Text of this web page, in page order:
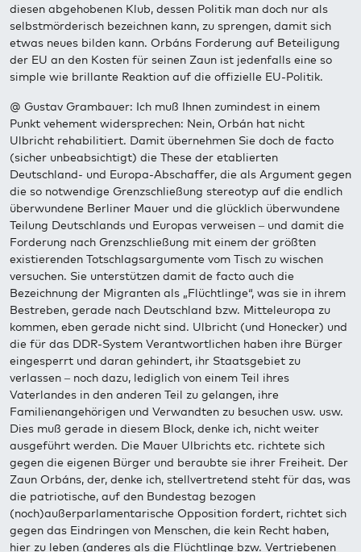
diesen abgehobenen Klub, dessen Politik man doch nur als
selbstmörderisch bezeichnen kann, zu sprengen, damit sich
etwas neues bilden kann. Orbáns Forderung auf Beteiligung
der EU an den Kosten für seinen Zaun ist jedenfalls eine so
simple wie brillante Reaktion auf die offizielle EU-Politik.
@ Gustav Grambauer: Ich muß Ihnen zumindest in einem
Punkt vehement widersprechen: Nein, Orbán hat nicht
Ulbricht rehabilitiert. Damit übernehmen Sie doch de facto
(sicher unbeabsichtigt) die These der etablierten
Deutschland- und Europa-Abschaffer, die als Argument gegen
die so notwendige Grenzschließung stereotyp auf die endlich
überwundene Berliner Mauer und die glücklich überwundene
Teilung Deutschlands und Europas verweisen – und damit die
Forderung nach Grenzschließung mit einem der größten
existierenden Totschlagsargumente vom Tisch zu wischen
versuchen. Sie unterstützen damit de facto auch die
Bezeichnung der Migranten als „Flüchtlinge“, was sie in ihrem
Bestreben, gerade nach Deutschland bzw. Mitteleuropa zu
kommen, eben gerade nicht sind. Ulbricht (und Honecker) und
die für das DDR-System Verantwortlichen haben ihre Bürger
eingesperrt und daran gehindert, ihr Staatsgebiet zu
verlassen – noch dazu, lediglich von einem Teil ihres
Vaterlandes in den anderen Teil zu gelangen, ihre
Familienangehörigen und Verwandten zu besuchen usw. usw.
Dies muß gerade in diesem Block, denke ich, nicht weiter
ausgeführt werden. Die Mauer Ulbrichts etc. richtete sich
gegen die eigenen Bürger und beraubte sie ihrer Freiheit. Der
Zaun Orbáns, der, denke ich, stellvertretend steht für das, was
die patriotische, auf den Bundestag bezogen
(noch)außerparlamentarische Opposition fordert, richtet sich
gegen das Eindringen von Menschen, die kein Recht haben,
hier zu leben (anderes als die Flüchtlinge bzw. Vertriebenen